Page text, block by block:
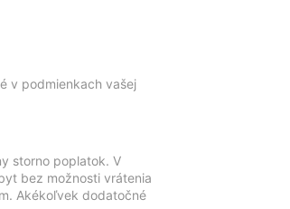
v podmienkach vašej
storno poplatok. V
bez možnosti vrátenia
Akékoľvek dodatočné